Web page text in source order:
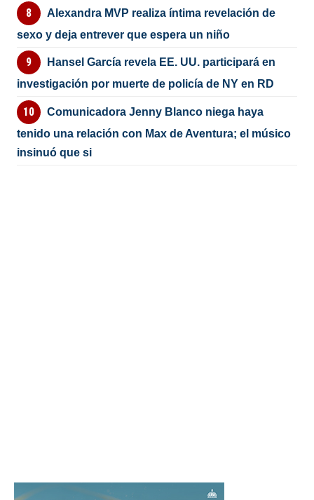
Alexandra MVP realiza íntima revelación de
sexo y deja entrever que espera un niño
Hansel García revela EE. UU. participará en
investigación por muerte de policía de NY en RD
Comunicadora Jenny Blanco niega haya
tenido una relación con Max de Aventura; el músico
insinuó que si